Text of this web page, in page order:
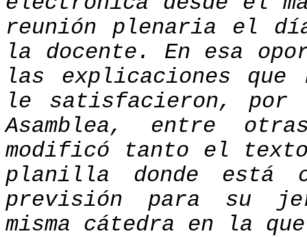
reunión plenaria el
la docente. En esa
las explicaciones que
le satisfacieron, por
Asamblea, entre
modificó tanto el
planilla donde está
previsión para su
misma cátedra en la